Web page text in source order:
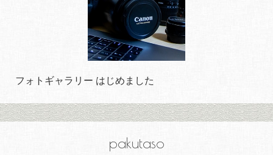
フォトギャラリー はじめました
pakutaso